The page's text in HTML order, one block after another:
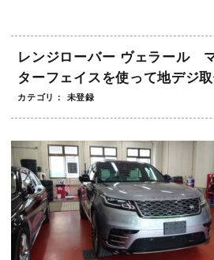
レンジローバー ヴェラール
ターフェイスを使って地デジ
カテゴリ： 未登録